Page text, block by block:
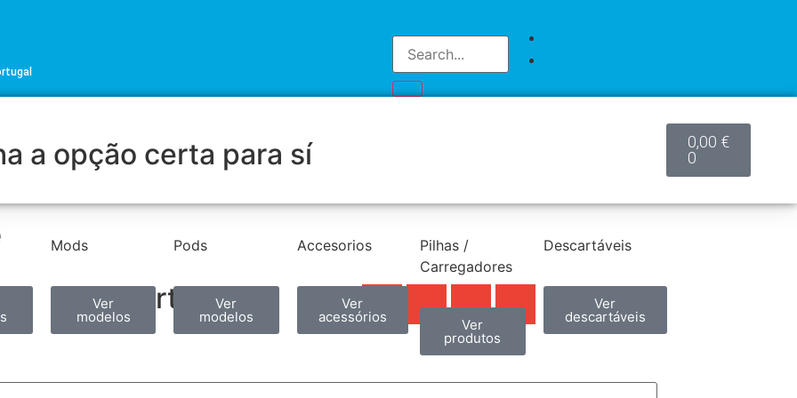
a opção certa para sí
Mods
Ver
modelos
Pods
Ver
modelos
Accesorios
Ver
acessórios
Pilhas /
Carregadores
Ver
produtos
Descartáveis
Ver
descartáveis
0,00 €
0
Partilhar